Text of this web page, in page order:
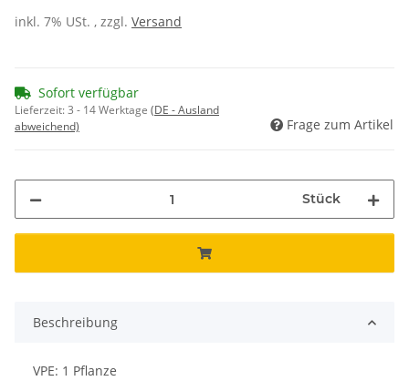
inkl. 7% USt. , zzgl. Versand
Sofort verfügbar
Lieferzeit:3 - 14 Werktage (DE - Ausland
abweichend)
Frage zum Artikel
Stück
Beschreibung
VPE: 1 Pflanze